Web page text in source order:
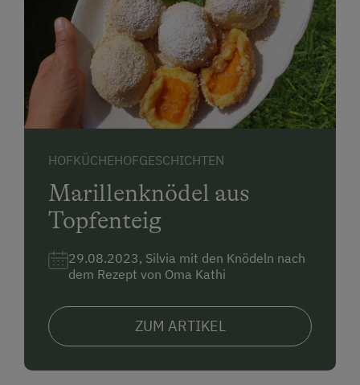
HOFKÜCHEHOFGESCHICHTEN
Marillenknödel aus
Topfenteig
29.08.2023, Silvia mit den Knödeln nach
dem Rezept von Oma Kathi
ZUM ARTIKEL